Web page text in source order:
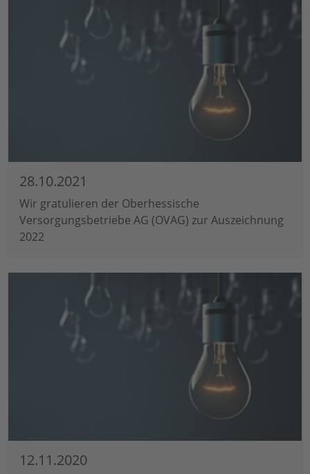
28.10.2021
Wir gratulieren der Oberhessische
Versorgungsbetriebe AG (OVAG) zur Auszeichnung
2022
12.11.2020